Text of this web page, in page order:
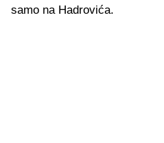
samo na Hadrovića.